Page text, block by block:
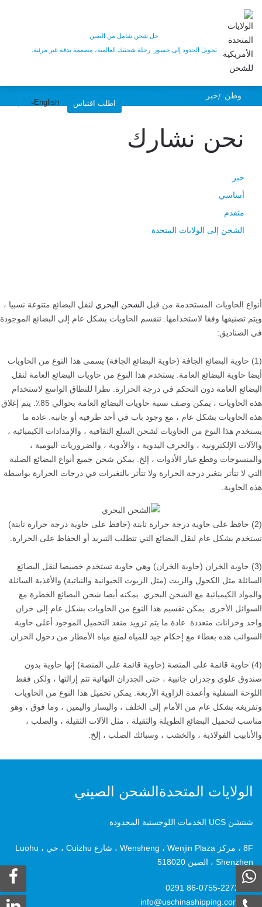
ما هي أنواع الحاويات
في الشحن البحري؟
حل شحن شامل من الصين
تحويل الحدود إلى جسور: رحلة شحنتك العالمية، مصممة بدقة غير مرئية.
اطلب اقتباس English
وطن خبر
نحن نشارك
خبر
أساسي
متقدم
الشحن إلى الولايات المتحدة
أنواع الحاويات المستخدمة من قبل الشحن البحري لنقل البضائع متنوعة نسبيا ،
ويتم تصنيفها وفقا لاستخدامها. تنقسم الحاويات بشكل عام إلى البضائع الموجودة
في الصناديق:
(1) حاوية البضائع الجافة (حاوية البضائع الجافة) يسمى هذا النوع من الحاويات
أيضا حاوية البضائع العامة. يستخدم هذا النوع من حاويات البضائع العامة لنقل
البضائع العامة دون التحكم في درجة الحرارة. نظرا للنطاق الواسع لاستخدام
هذه الحاويات ، يمكن وصف نسبة حاويات البضائع العامة بحوالي 85٪. يتم إغلاق
هذه الحاويات بشكل عام ، مع وجود باب في أحد طرفيه أو جانبه. عادة ما
يستخدم هذا النوع من الحاويات لشحن السلع الثقافية ، والإمدادات الكيميائية ،
والآلات الإلكترونية ، والحرف اليدوية ، والأدوية ، والضروريات اليومية ،
والمنسوجات وقطع غيار الأدوات ، إلخ. يمكن شحن جميع أنواع البضائع الصلبة
التي لا تتأثر بتغير درجة الحرارة ولا تتأثر بالتغيرات في درجات الحرارة بواسطة
هذه الحاوية.
(2) حافظ على حاوية درجة حرارة ثابتة (حافظ على حاوية درجة حرارة ثابتة)
تستخدم بشكل عام لنقل البضائع التي تتطلب التبريد أو الحفاظ على الحرارة.
(3) حاوية الخزان (حاوية الخزان) وهي حاوية تستخدم خصيصا لنقل البضائع
السائلة مثل الكحول والزيت (مثل الزيوت الحيوانية والنباتية) والأغذية السائلة
والمواد الكيميائية مع الشحن البحري. يمكنه أيضا شحن البضائع الخطرة مع
السوائل الأخرى. يمكن تقسيم هذا النوع من الحاويات بشكل عام إلى خزان
واحد وخزانات متعددة. عادة ما يتم تزويد منفذ التحميل الموجود أعلى حاوية
السوائب هذه بغطاء مع إحكام جيد للمياه لمنع مياه الأمطار من دخول الخزان.
(4) حاوية قائمة على المنصة (حاوية قائمة على المنصة) إنها حاوية بدون
صندوق علوي وجدران جانبية ، حتى الجدران النهائية تتم إزالتها ، ولكن فقط
اللوحة السفلية وأعمدة الزاوية الأربعة. يمكن تحميل هذا النوع من الحاويات
وتفريغه بشكل عام من الأمام إلى الخلف ، واليسار واليمين ، وما فوق ، وهو
مناسب لتحميل البضائع الطويلة والثقيلة ، مثل الآلات الثقيلة ، والصلب ،
والأنابيب الفولاذية ، والخشب ، وسبائك الصلب ، إلخ.
الولايات المتحدةالشحن الصيني
شنتشن UCS الخدمات اللوجستية المحدودة
8F ، مركز Wensheng ، Wenjin Plaza ، شارع Cuizhu ، حي Luohu ،
Shenzhen ، الصين 518020
info@uschinashipping.com